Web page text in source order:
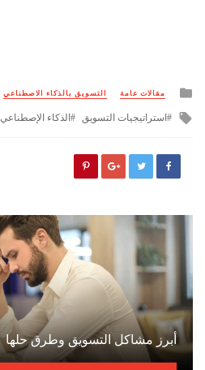
Posted
مقالات عامة التسويق بالذكاء الاصطناعي
Tagged
استراتيجيات التسويق الذكاء الإصطناعي
أبرز مشاكل التسويق وطرق حلها